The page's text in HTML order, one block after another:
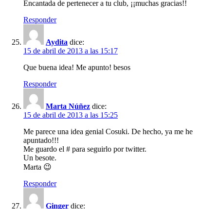
Encantada de pertenecer a tu club, ¡¡muchas gracias!!
Responder
Aydita dice:
15 de abril de 2013 a las 15:17
Que buena idea! Me apunto! besos
Responder
Marta Núñez dice:
15 de abril de 2013 a las 15:25
Me parece una idea genial Cosuki. De hecho, ya me he
apuntado!!!
Me guardo el # para seguirlo por twitter.
Un besote.
Marta 😉
Responder
Ginger dice: